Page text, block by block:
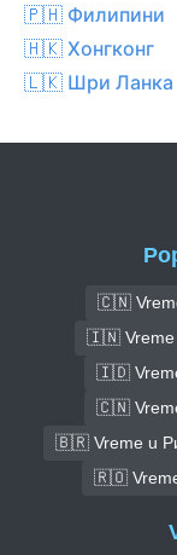
🇵🇭 Филипини
🇭🇰 Хонгконг
🇱🇰 Шри Ланка
🇨🇳
🇮🇳 Vreme
🇮🇩
🇨🇳
🇧🇷 Vreme u
🇷🇴